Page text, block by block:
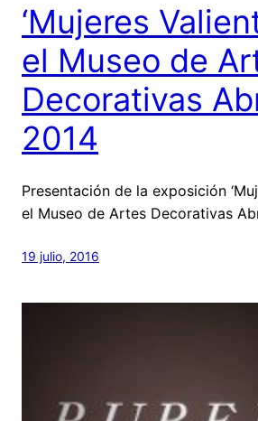
‘Mujeres
el Museo de
Decorativas
2014
Presentación de la exposición
el Museo de Artes Decorativas
19 julio, 2016